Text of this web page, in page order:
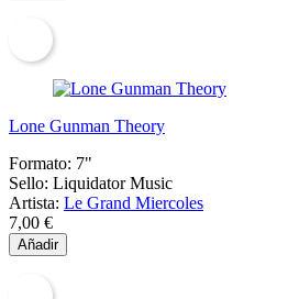
Lone Gunman Theory
Formato: 7"
Sello: Liquidator Music
Artista: Le Grand Miercoles
7,00 €
Añadir